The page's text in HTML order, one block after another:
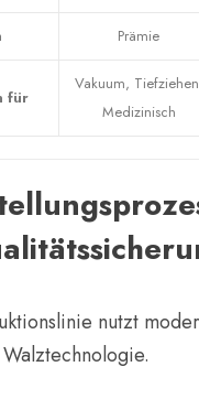
Prämie
für
Vakuum,
Medizinisch
nutzt